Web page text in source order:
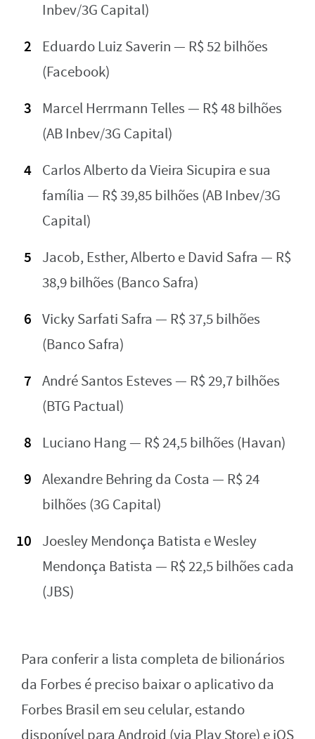
Inbev/3G Capital)
Eduardo Luiz Saverin — R$ 52 bilhões
(Facebook)
Marcel Herrmann Telles — R$ 48 bilhões
(AB Inbev/3G Capital)
Carlos Alberto da Vieira Sicupira e sua
família — R$ 39,85 bilhões (AB Inbev/3G
Capital)
Jacob, Esther, Alberto e David Safra — R$
38,9 bilhões (Banco Safra)
Vicky Sarfati Safra — R$ 37,5 bilhões
(Banco Safra)
André Santos Esteves — R$ 29,7 bilhões
(BTG Pactual)
Luciano Hang — R$ 24,5 bilhões (Havan)
Alexandre Behring da Costa — R$ 24
bilhões (3G Capital)
Joesley Mendonça Batista e Wesley
Mendonça Batista — R$ 22,5 bilhões cada
(JBS)
Para conferir a lista completa de bilionários
da Forbes é preciso baixar o aplicativo da
Forbes Brasil em seu celular, estando